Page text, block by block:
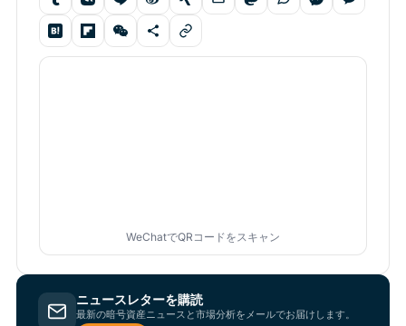
WeChatでQRコードをスキャン
ニュースレターを購読
最新の暗号資産ニュースと市場分析をメールでお届けします。